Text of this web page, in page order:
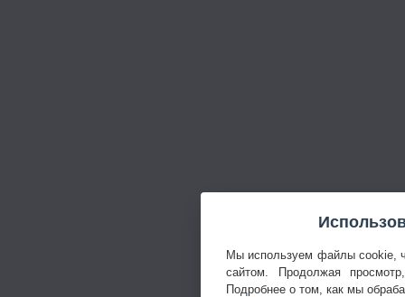
Мы используем файлы cookie,
сайтом. Продолжая
Подробнее о том, как мы